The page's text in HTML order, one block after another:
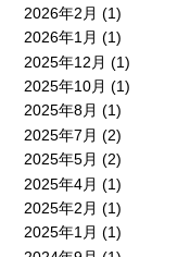
エントリー
2026年2月 (1)
2026年1月 (1)
2025年12月 (1)
2025年10月 (1)
2025年8月 (1)
2025年7月 (2)
2025年5月 (2)
2025年4月 (1)
2025年2月 (1)
2025年1月 (1)